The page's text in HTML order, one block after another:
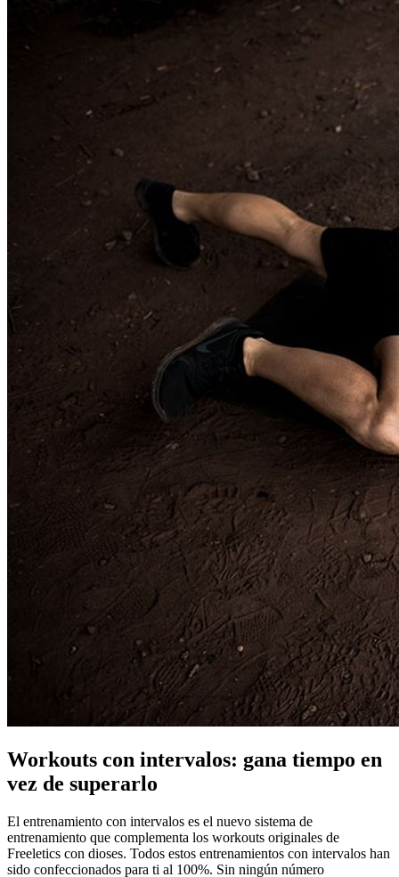
Workouts con intervalos: gana tiempo en
vez de superarlo
El entrenamiento con intervalos es el nuevo sistema de
entrenamiento que complementa los workouts originales de
Freeletics con dioses. Todos estos entrenamientos con intervalos han
sido confeccionados para ti al 100%. Sin ningún número